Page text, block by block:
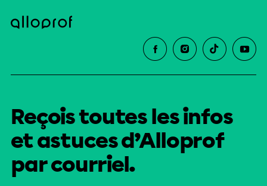
Reçois toutes les infos
et astuces d’Alloprof
par courriel.